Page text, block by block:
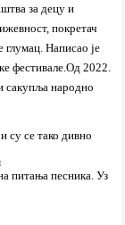
за децу и
покретач
глумац. Написао је
фестивале.Од 2022.
сакупља народно
су се тако дивно
питања песника. Уз